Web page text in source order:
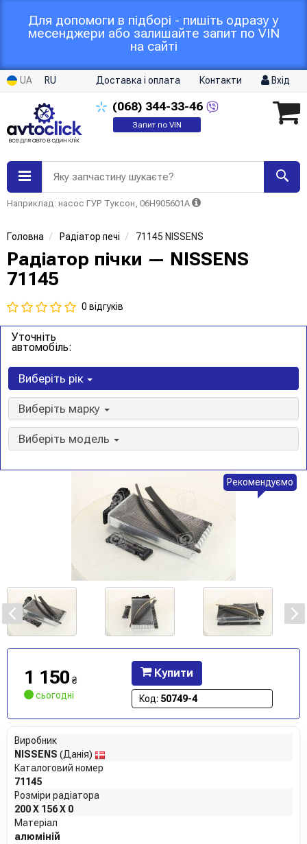
Для допомоги в підборі - пишіть одразу у
месенджери або залишайте запит по VIN
на сайті
UA RU Доставка і оплата Контакти Вхід
(068) 344-33-46
Запит по VIN
Яку запчастину шукаєте?
Наприклад: насос ГУР Туксон, 06H905601A
Головна Радіатор печі 71145 NISSENS
Радіатор пічки — NISSENS
71145
0 відгуків
Уточніть
автомобіль:
Виберіть рік
Виберіть марку
Виберіть модель
Рекомендуємо
1 150 ₴
сьогодні
Купити
Код: 50749-4
Виробник
NISSENS (Данія)
Каталоговий номер
71145
Розміри радіатора
200 X 156 X 0
Матеріал
алюміній